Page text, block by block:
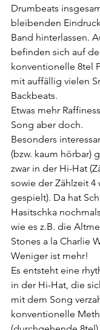
Drumbeats
bleibenden
Band hinterlassen.
befinden sich auf
konventionelle 8tel
mit auffällig vielen
Backbeats.
Etwas mehr
Song aber doch.
Besonders
(bzw. kaum hörbar)
zwar in der Hi-Hat
sowie der Zählzeit 4
gespielt). Da hat
Hasitschka
wie es z.B. die
Stones a la Charlie
Weniger ist mehr!
Es entsteht eine
in der Hi-Hat, die
mit dem Song
konventionelle